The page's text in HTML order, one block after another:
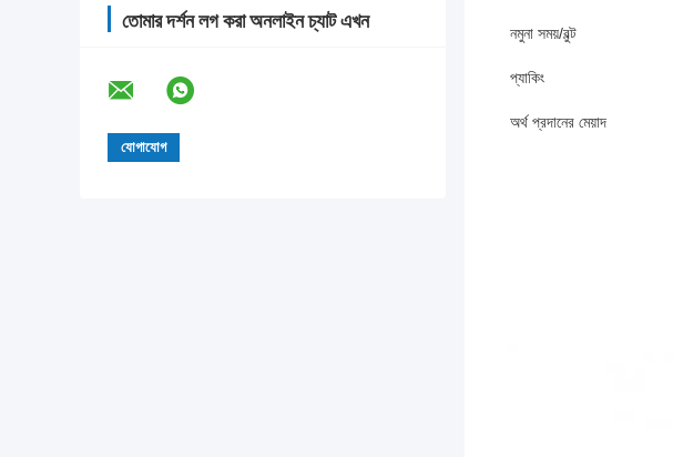
তোমার দর্শন লগ করা অনলাইন চ্যাট এখন
নমুনা সময়/বুল্ট
প্যাকিং
অর্থ প্রদানের মেয়াদ